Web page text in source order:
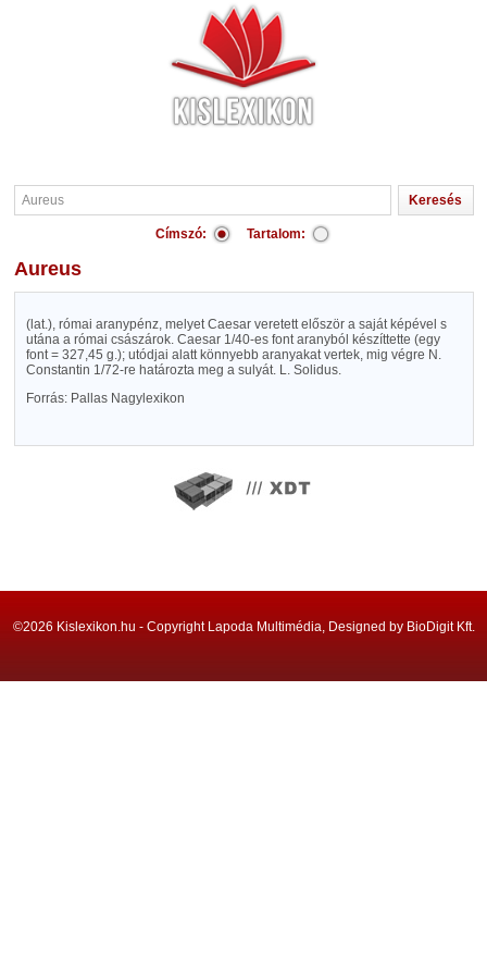
Címszó: Tartalom:
Aureus
(lat.), római aranypénz, melyet Caesar veretett először a saját képével s
utána a római császárok. Caesar 1/40-es font aranyból készíttette (egy
font = 327,45 g.); utódjai alatt könnyebb aranyakat vertek, mig végre N.
Constantin 1/72-re határozta meg a sulyát. L. Solidus.
Forrás: Pallas Nagylexikon
©2026 Kislexikon.hu - Copyright Lapoda Multimédia, Designed by BioDigit Kft.